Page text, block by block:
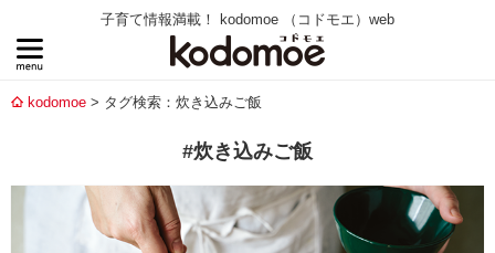
子育て情報満載！ kodomoe （コドモエ）web
kodomoe タグ検索：炊き込みご飯
#炊き込みご飯